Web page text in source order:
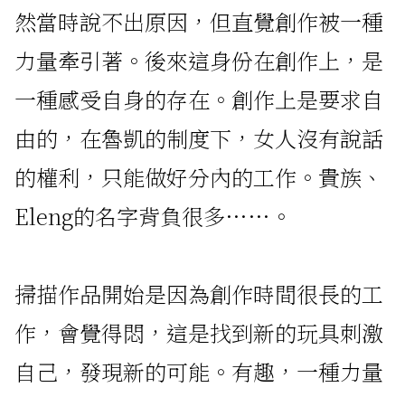
然當時說不出原因，但直覺創作被一種
力量牽引著。後來這身份在創作上，是
一種感受自身的存在。創作上是要求自
由的，在魯凱的制度下，女人沒有說話
的權利，只能做好分內的工作。貴族、
Eleng的名字背負很多……。
掃描作品開始是因為創作時間很長的工
作，會覺得悶，這是找到新的玩具刺激
自己，發現新的可能。有趣，一種力量